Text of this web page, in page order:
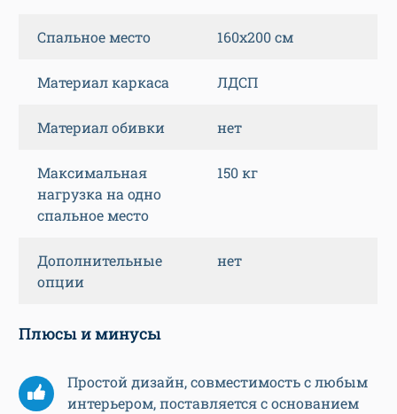
Спальное место 160х200 см
Материал каркаса ЛДСП
Материал обивки нет
Максимальная
нагрузка на одно
спальное место
150 кг
Дополнительные
опции
нет
Плюсы и минусы
Простой дизайн, совместимость с любым
интерьером, поставляется с основанием